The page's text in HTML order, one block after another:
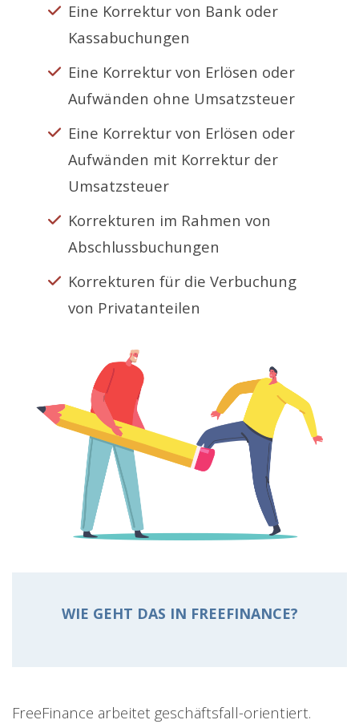
Eine Korrektur von Bank oder
Kassabuchungen
Eine Korrektur von Erlösen oder
Aufwänden ohne Umsatzsteuer
Eine Korrektur von Erlösen oder
Aufwänden mit Korrektur der
Umsatzsteuer
Korrekturen im Rahmen von
Abschlussbuchungen
Korrekturen für die Verbuchung
von Privatanteilen
WIE GEHT DAS IN FREEFINANCE?
FreeFinance arbeitet geschäftsfall-orientiert.